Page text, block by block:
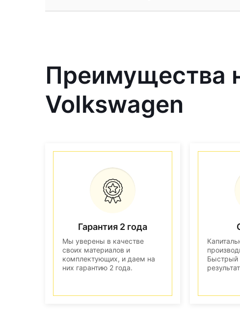
Преимущества
Volkswagen
Гарантия 2 года
Мы уверены в качестве
своих материалов и
комплектующих, и даем на
них гарантию 2 года.
Быстрый